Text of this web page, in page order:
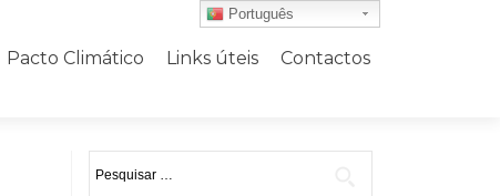
Pacto Climático Links úteis Contactos
por:
Português